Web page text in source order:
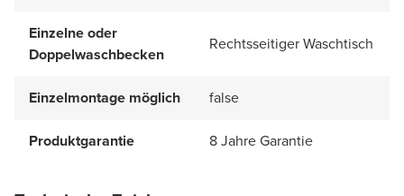
Einzelne oder
Doppelwaschbecken
Rechtsseitiger Waschtisch
Einzelmontage möglich false
Produktgarantie 8 Jahre Garantie